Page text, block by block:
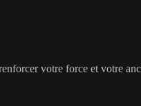
votre force et votre